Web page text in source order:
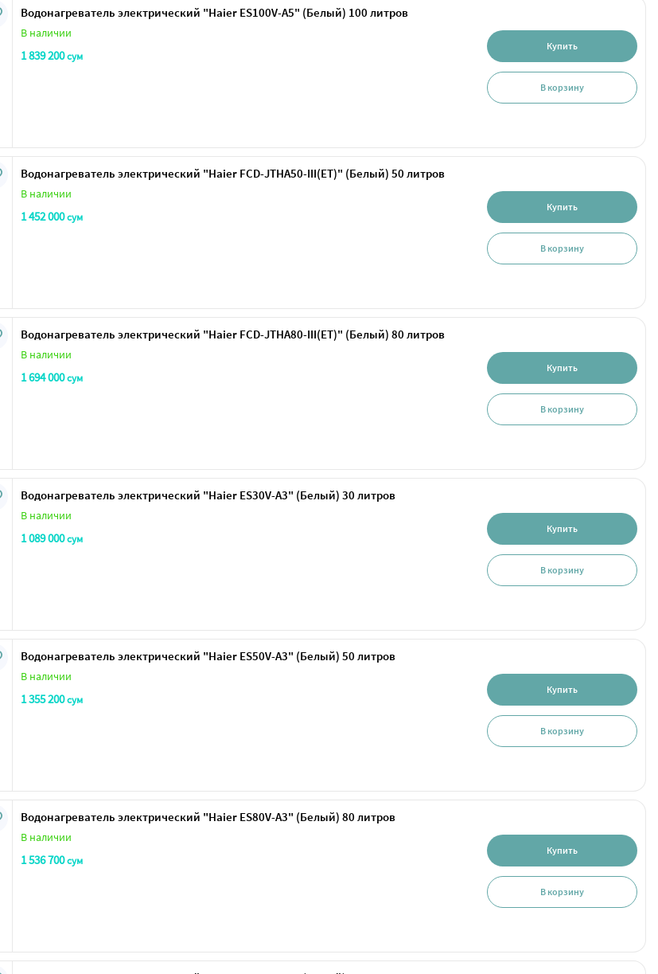
Водонагреватель электрический "Haier ES100V-A5" (Белый) 100 литров
В наличии
1 839 200сум
Купить
В корзину
Водонагреватель электрический "Haier FCD-JTHA50-III(ET)" (Белый) 50 литров
В наличии
1 452 000сум
Купить
В корзину
Водонагреватель электрический "Haier FCD-JTHA80-III(ET)" (Белый) 80 литров
В наличии
1 694 000сум
Купить
В корзину
Водонагреватель электрический "Haier ES30V-A3" (Белый) 30 литров
В наличии
1 089 000сум
Купить
В корзину
Водонагреватель электрический "Haier ES50V-A3" (Белый) 50 литров
В наличии
1 355 200сум
Купить
В корзину
Водонагреватель электрический "Haier ES80V-A3" (Белый) 80 литров
В наличии
1 536 700сум
Купить
В корзину